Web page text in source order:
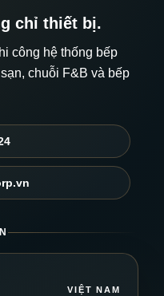
chỉ thiết bị.
công hệ thống bếp
chuỗi F&B và bếp
VIỆT NAM